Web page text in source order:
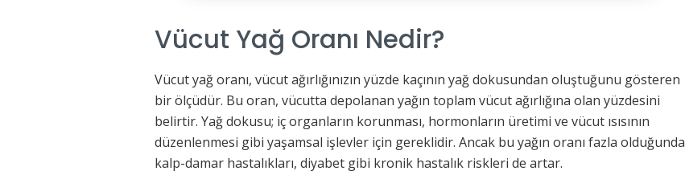
Vücut Yağ Oranı Nedir?
Vücut yağ oranı, vücut ağırlığınızın yüzde kaçının yağ dokusundan oluştuğunu gösteren
bir ölçüdür. Bu oran, vücutta depolanan yağın toplam vücut ağırlığına olan yüzdesini
belirtir. Yağ dokusu; iç organların korunması, hormonların üretimi ve vücut ısısının
düzenlenmesi gibi yaşamsal işlevler için gereklidir. Ancak bu yağın oranı fazla olduğunda
kalp-damar hastalıkları, diyabet gibi kronik hastalık riskleri de artar.